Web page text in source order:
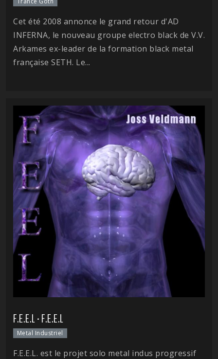
Cet été 2008 annonce le grand retour d'AD
INFERNA, le nouveau groupe electro black de V.V.
Arkames ex-leader de la formation black metal
française SETH. Le...
F.E.E.L - F.E.E.L
Metal Industriel
F.E.E.L. est le projet solo metal indus progressif